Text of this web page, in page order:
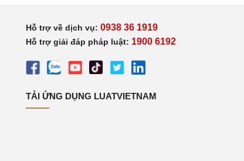
Hỗ trợ về dịch vụ: 0938 36 1919
Hỗ trợ giải đáp pháp luật: 1900 6192
TẢI ỨNG DỤNG LUATVIETNAM